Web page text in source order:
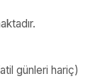
günleri hariç)